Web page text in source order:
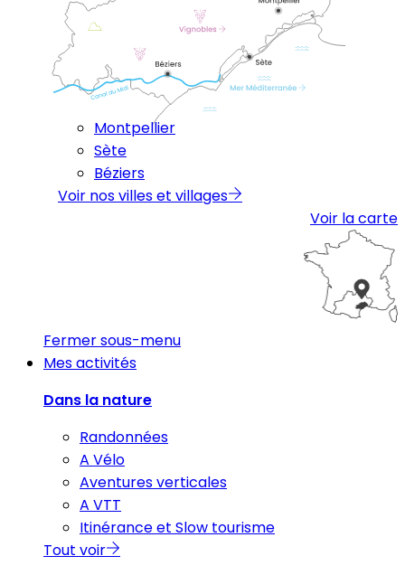
Montpellier
Sète
Béziers
Voir nos villes et villages
Voir la carte
Fermer sous-menu
Mes activités
Dans la nature
Randonnées
A Vélo
Aventures verticales
A VTT
Itinérance et Slow tourisme
Tout voir